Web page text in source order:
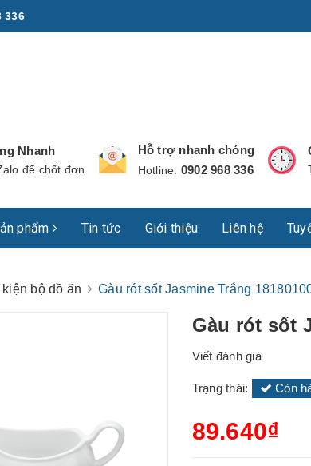
336
Nhanh
để chốt đơn
Hỗ trợ nhanh chóng
Hotline: 0902 968 336
phẩm Tin tức Giới thiệu Liên hệ
kiện bộ đồ ăn Gàu rót sốt Jasmine Trắng
Gàu rót sốt
Viết đánh giá
Trạng thái: Còn
89.640₫